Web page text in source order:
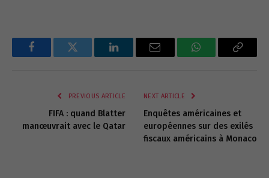
FacebookTwitter LinkedInEmail WhatsAppCopy
PREVIOUS ARTICLE
FIFA : quand Blatter
manœuvrait avec le Qatar
NEXT ARTICLE
Enquêtes américaines et
européennes sur des exilés
fiscaux américains à Monaco